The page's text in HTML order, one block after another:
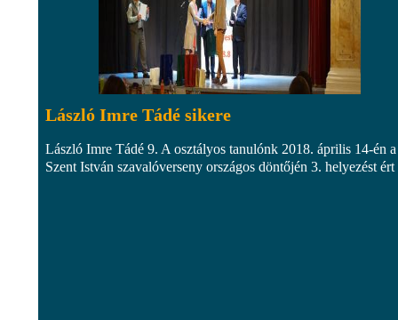
László Imre Tádé sikere
László Imre Tádé 9. A osztályos tanulónk 2018. április 14-én a
Szent István szavalóverseny országos döntőjén 3. helyezést ért